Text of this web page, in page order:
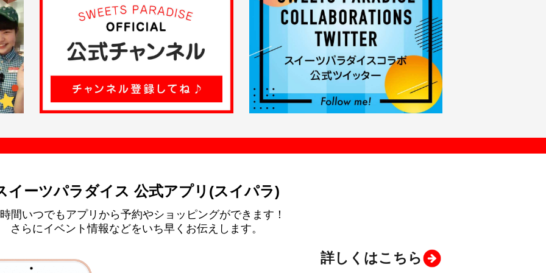
イーツパラダイス 公式アプリ(スイパラ)
間いつでもアプリから予約やショッピングができます！
さらにイベント情報などをいち早くお伝えします。
詳しくはこちら